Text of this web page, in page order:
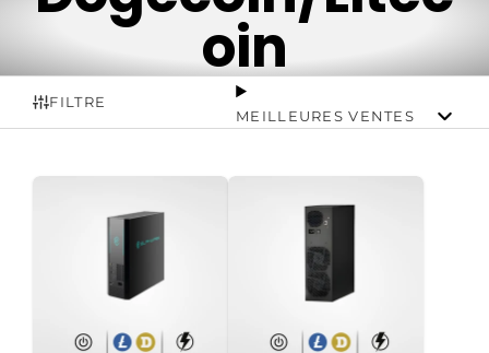
oin
FILTRE
MEILLEURES VENTES